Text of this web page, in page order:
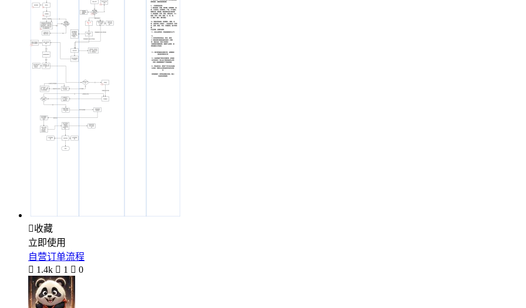
收藏
立即使用
自营订单流程
 1.4k  1  0